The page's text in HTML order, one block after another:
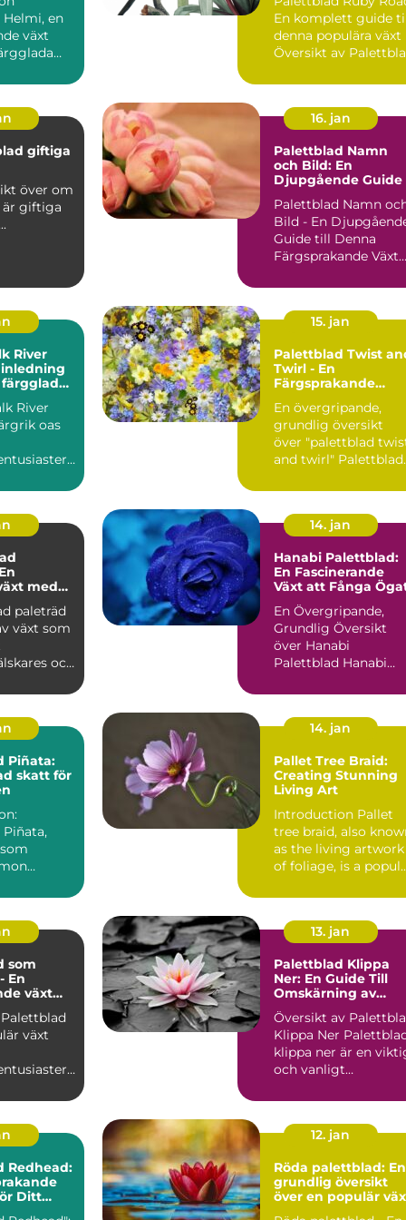
en
växt
lövverk,...
denna populära
En komplett guide
denna populära växt
Översikt av
giftiga
är giftiga
för katter ...
16. jan
Palettblad Namn
och Bild: En
Djupgående Guide
Palettblad Namn
Bild - En
Guide till Denna
Färgsprakande Växt
Grun...
River
inledning
River
oas
:
15. jan
Palettblad Twist
Twirl - En
Färgsprakande
En övergripande,
grundlig översikt
över "palettblad
and twirl" Palettblad
med
paleträd
växt som
och
14. jan
Hanabi Palettblad:
En Fascinerande
Växt att Fånga
En Övergripande,
Grundlig Översikt
över Hanabi
Palettblad Hanabi
som Croton, ...
Piñata:
skatt för
en populär
14. jan
Pallet Tree Braid:
Creating Stunning
Living Art
Introduction Pallet
tree braid, also
as the living artwork
of foliage, is a
som
En
växt
växt
Dess
13. jan
Palettblad Klippa
Ner: En Guide Till
Omskärning av
Växt
Översikt av
Klippa Ner Palettblad
klippa ner är en
och vanligt
trädg...
Redhead:
Ditt
12. jan
Röda palettblad: En
grundlig översikt
över en populär